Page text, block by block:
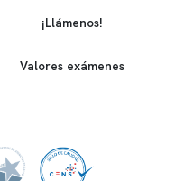
¡Llámenos!
Valores exámenes